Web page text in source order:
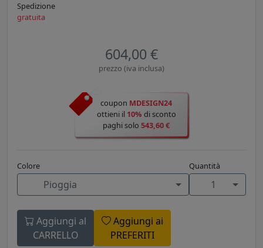
Spedizione
gratuita
604,00 €
prezzo (iva inclusa)
coupon MDESIGN24
ottieni il 10% di sconto
paghi solo 543,60 €
Colore
Pioggia
Quantità
1
Aggiungi al
CARRELLO
Aggiungi ai
PREFERITI